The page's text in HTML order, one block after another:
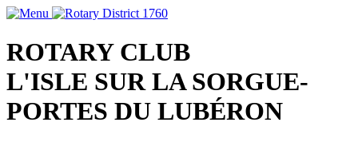
ROTARY CLUB
L'ISLE SUR LA SORGUE-
PORTES DU LUBÉRON